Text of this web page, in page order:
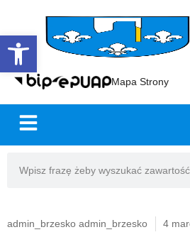
Open toolbar
Mapa Strony
admin_brzesko admin_brzesko 4